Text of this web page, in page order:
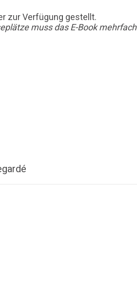
zur Verfügung gestellt.
muss das E-Book